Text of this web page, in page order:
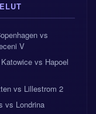
vs
V
vs Hapoel
vs Lillestrom 2
vs Londrina